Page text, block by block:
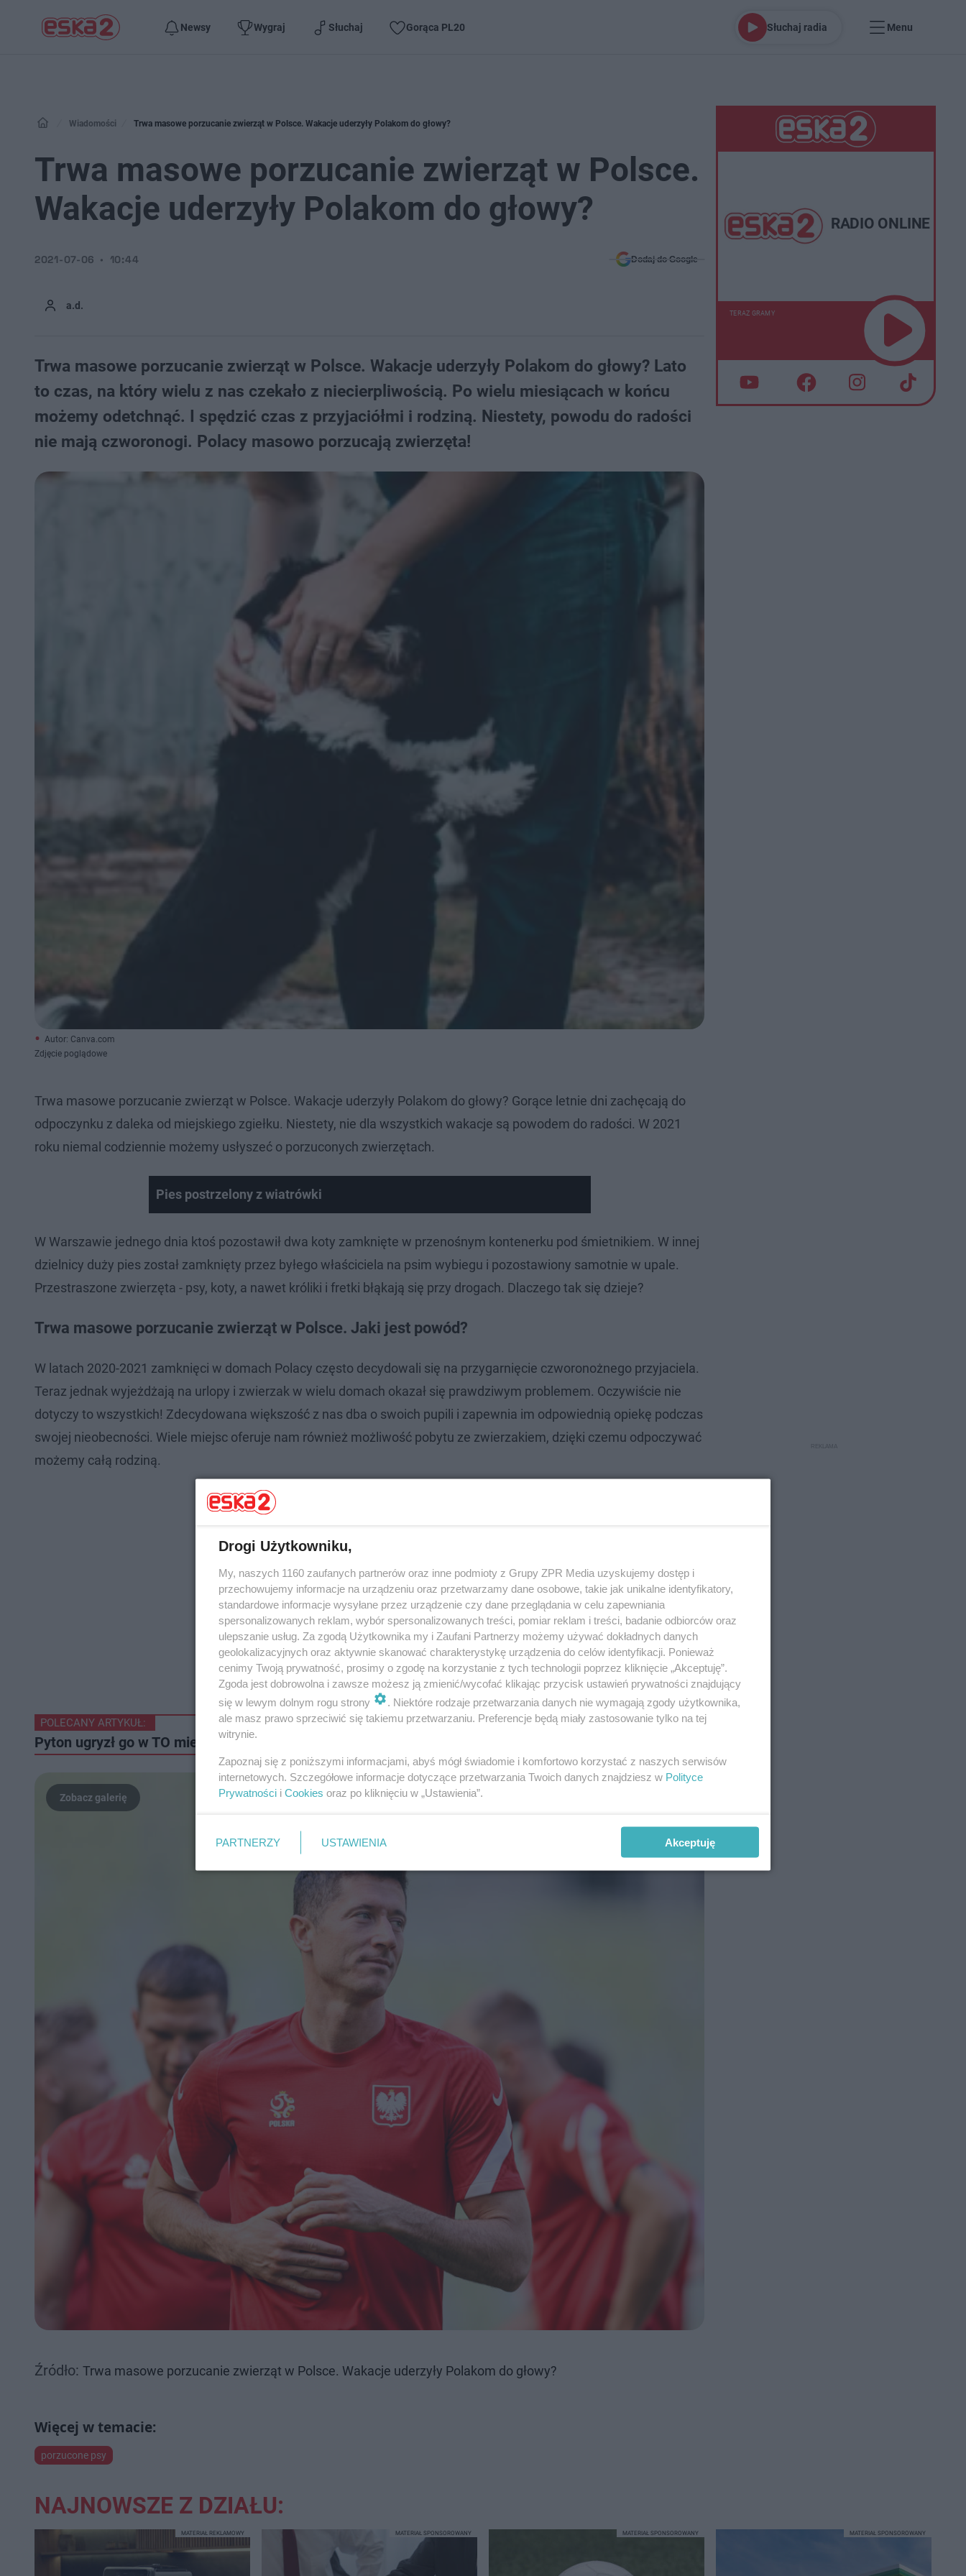
Newsy Wygraj Słuchaj Gorąca PL20 Słuchaj radia Menu
Wiadomości Trwa masowe porzucanie zwierząt w Polsce. Wakacje uderzyły Polakom do głowy?
Trwa masowe porzucanie zwierząt w Polsce.
Wakacje uderzyły Polakom do głowy?
a.d.
2021-07-06 10:44 Dodaj do Google
Trwa masowe porzucanie zwierząt w Polsce. Wakacje uderzyły Polakom do głowy? Lato
to czas, na który wielu z nas czekało z niecierpliwością. Po wielu miesiącach w końcu
możemy odetchnąć. I spędzić czas z przyjaciółmi i rodziną. Niestety, powodu do radości
nie mają czworonogi. Polacy masowo porzucają zwierzęta!
Autor: Canva.com
Zdjęcie poglądowe
Trwa masowe porzucanie zwierząt w Polsce. Wakacje uderzyły Polakom do głowy? Gorące letnie dni zachęcają do
odpoczynku z daleka od miejskiego zgiełku. Niestety, nie dla wszystkich wakacje są powodem do radości. W 2021
roku niemal codziennie możemy usłyszeć o porzuconych zwierzętach.
Pies postrzelony z wiatrówki
W Warszawie jednego dnia ktoś pozostawił dwa koty zamknięte w przenośnym kontenerku pod śmietnikiem. W innej
dzielnicy duży pies został zamknięty przez byłego właściciela na psim wybiegu i pozostawiony samotnie w upale.
Przestraszone zwierzęta - psy, koty, a nawet króliki i fretki błąkają się przy drogach. Dlaczego tak się dzieje?
Trwa masowe porzucanie zwierząt w Polsce. Jaki jest powód?
W latach 2020-2021 zamknięci w domach Polacy często decydowali się na przygarnięcie czworonożnego przyjaciela.
Teraz jednak wyjeżdżają na urlopy i zwierzak w wielu domach okazał się prawdziwym problemem. Oczywiście nie
dotyczy to wszystkich! Zdecydowana większość z nas dba o swoich pupili i zapewnia im odpowiednią opiekę podczas
swojej nieobecności. Wiele miejsc oferuje nam również możliwość pobytu ze zwierzakiem, dzięki czemu odpoczywać
możemy całą rodziną.
POLECANY ARTYKUŁ:
Pyton ugryzł go w TO miejsce. Wąż wypełzł z rury i zaatakował!
Źródło: Trwa masowe porzucanie zwierząt w Polsce. Wakacje uderzyły Polakom do głowy?
porzucone psy
RADIO ONLINE
TERAZ GRAMY
NAJNOWSZE Z DZIAŁU:
MATERIAŁ REKLAMOWY MATERIAŁ SPONSOROWANY MATERIAŁ SPONSOROWANY MATERIAŁ SPONSOROWANY
Drogi Użytkowniku,
My, naszych 1160 zaufanych partnerów oraz inne podmioty z Grupy ZPR Media uzyskujemy dostęp i
przechowujemy informacje na urządzeniu oraz przetwarzamy dane osobowe, takie jak unikalne identyfikatory,
standardowe informacje wysyłane przez urządzenie czy dane przeglądania w celu zapewniania
spersonalizowanych reklam, wybór spersonalizowanych treści, pomiar reklam i treści, badanie odbiorców oraz
ulepszanie usług. Za zgodą Użytkownika my i Zaufani Partnerzy możemy używać dokładnych danych
geolokalizacyjnych oraz aktywnie skanować charakterystykę urządzenia do celów identyfikacji. Ponieważ
cenimy Twoją prywatność, prosimy o zgodę na korzystanie z tych technologii poprzez kliknięcie „Akceptuję”.
Zgoda jest dobrowolna i zawsze możesz ją zmienić/wycofać klikając przycisk ustawień prywatności znajdujący
się w lewym dolnym rogu strony
. Niektóre rodzaje przetwarzania danych nie wymagają zgody użytkownika,
ale masz prawo sprzeciwić się takiemu przetwarzaniu. Preferencje będą miały zastosowanie tylko na tej
witrynie.
Zapoznaj się z poniższymi informacjami, abyś mógł świadomie i komfortowo korzystać z naszych serwisów
internetowych. Szczegółowe informacje dotyczące przetwarzania Twoich danych znajdziesz w Polityce
Prywatności i Cookies oraz po kliknięciu w „Ustawienia”.
PARTNERZY USTAWIENIA Akceptuję